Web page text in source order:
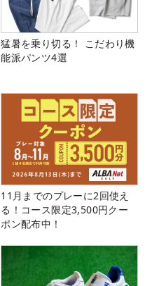
猛暑を乗り切る！ こだわり機
能派パンツ4選
11月までのプレーに2回使え
る！コース限定3,500円クー
ポン配布中！